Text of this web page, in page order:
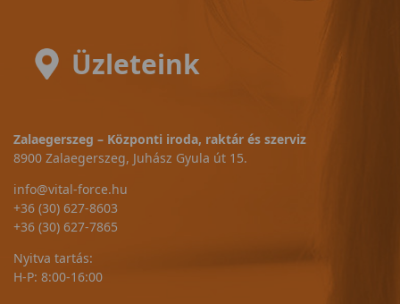
Üzleteink
Zalaegerszeg – Központi iroda, raktár és szerviz
8900 Zalaegerszeg, Juhász Gyula út 15.
info@vital-force.hu
+36 (30) 627-8603
+36 (30) 627-7865
Nyitva tartás:
H-P: 8:00-16:00